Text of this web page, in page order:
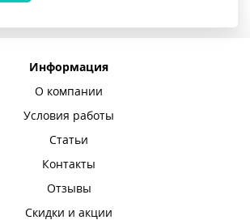
Информация
О компании
Условия работы
Статьи
Контакты
Отзывы
Скидки и акции